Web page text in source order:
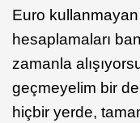
Euro
hesaplamaları
zamanla
geçmeyelim bir de
hiçbir yerde,